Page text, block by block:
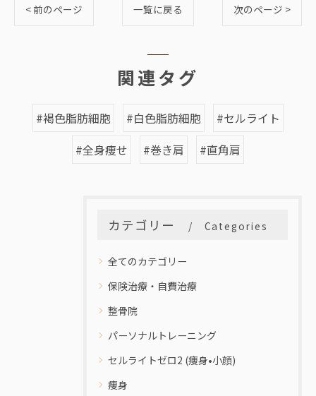
< 前のページ 一覧に戻る 次のページ >
関連タグ
#褐色脂肪細胞 #白色脂肪細胞
#セルライト
#全身痩せ
#巻き肩 #直角肩
カテゴリー Categories
全てのカテゴリー
保険治療・自費治療
整骨院
パーソナルトレーニング
セルライトゼロ2 (痩身•小顔)
痩身